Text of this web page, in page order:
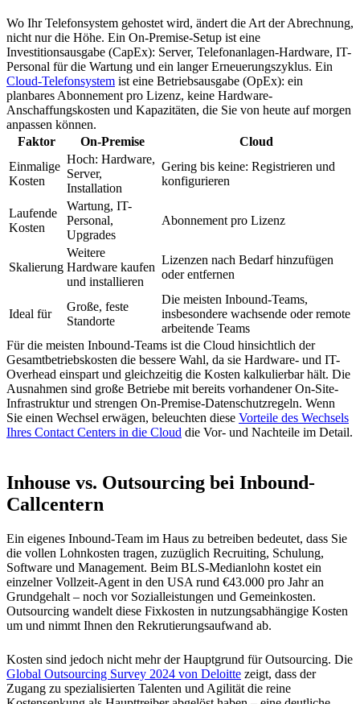
Wo Ihr Telefonsystem gehostet wird, ändert die Art der Abrechnung,
nicht nur die Höhe. Ein On-Premise-Setup ist eine
Investitionsausgabe (CapEx): Server, Telefonanlagen-Hardware, IT-
Personal für die Wartung und ein langer Erneuerungszyklus. Ein
Cloud-Telefonsystem ist eine Betriebsausgabe (OpEx): ein
planbares Abonnement pro Lizenz, keine Hardware-
Anschaffungskosten und Kapazitäten, die Sie von heute auf morgen
anpassen können.
Faktor
On-Premise
Cloud
Einmalige
Kosten
Hoch: Hardware,
Server,
Installation
Gering bis keine: Registrieren und
konfigurieren
Laufende
Kosten
Wartung, IT-
Personal,
Upgrades
Abonnement pro Lizenz
Skalierung
Weitere
Hardware kaufen
und installieren
Lizenzen nach Bedarf hinzufügen
oder entfernen
Ideal für
Große, feste
Standorte
Die meisten Inbound-Teams,
insbesondere wachsende oder remote
arbeitende Teams
Für die meisten Inbound-Teams ist die Cloud hinsichtlich der
Gesamtbetriebskosten die bessere Wahl, da sie Hardware- und IT-
Overhead einspart und gleichzeitig die Kosten kalkulierbar hält. Die
Ausnahmen sind große Betriebe mit bereits vorhandener On-Site-
Infrastruktur und strengen On-Premise-Datenschutzregeln. Wenn
Sie einen Wechsel erwägen, beleuchten diese Vorteile des Wechsels
Ihres Contact Centers in die Cloud die Vor- und Nachteile im Detail.
Inhouse vs. Outsourcing bei Inbound-
Callcentern
Ein eigenes Inbound-Team im Haus zu betreiben bedeutet, dass Sie
die vollen Lohnkosten tragen, zuzüglich Recruiting, Schulung,
Software und Management. Beim BLS-Medianlohn kostet ein
einzelner Vollzeit-Agent in den USA rund €43.000 pro Jahr an
Grundgehalt – noch vor Sozialleistungen und Gemeinkosten.
Outsourcing wandelt diese Fixkosten in nutzungsabhängige Kosten
um und nimmt Ihnen den Rekrutierungsaufwand ab.
Kosten sind jedoch nicht mehr der Hauptgrund für Outsourcing. Die
Global Outsourcing Survey 2024 von Deloitte zeigt, dass der
Zugang zu spezialisierten Talenten und Agilität die reine